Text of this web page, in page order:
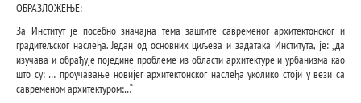
ОБРАЗЛОЖЕЊЕ:
За Институт је посебно значајна тема заштите савременог архитектонског и
градитељског наслеђа. Један од основних циљева и задатака Института, је: „да
изучава и обрађује поједине проблеме из области архитектуре и урбанизма као
што су: … проучавање новијег архитектонског наслеђа уколико стоји у вези са
савременом архитектуром;…“